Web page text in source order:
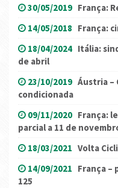
30/05/2019 França:
14/05/2018 França:
18/04/2024 Itália:
de abril
23/10/2019 Áustria –
condicionada
09/11/2020 França:
parcial a 11 de
18/03/2021 Volta
14/09/2021 França –
125